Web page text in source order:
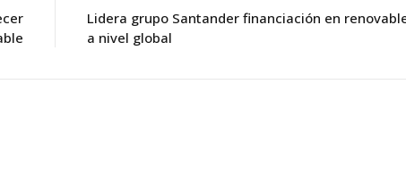
Lidera grupo Santander financiación en
a nivel global